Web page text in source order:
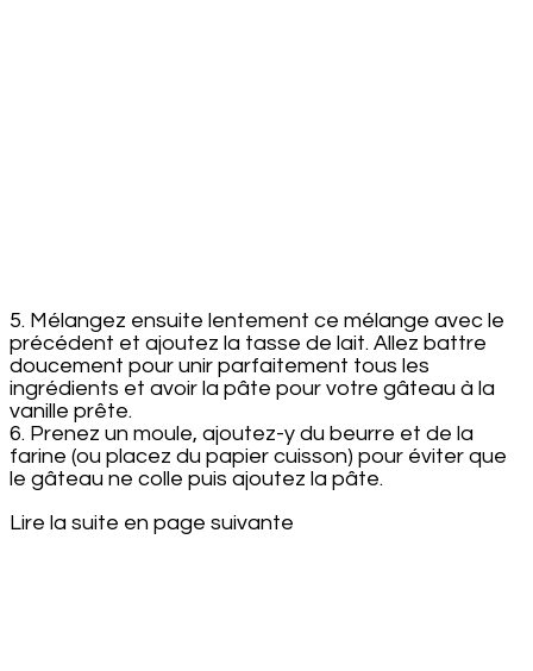
5. Mélangez ensuite lentement ce mélange avec le
précédent et ajoutez la tasse de lait. Allez battre
doucement pour unir parfaitement tous les
ingrédients et avoir la pâte pour votre gâteau à la
vanille prête.
6. Prenez un moule, ajoutez-y du beurre et de la
farine (ou placez du papier cuisson) pour éviter que
le gâteau ne colle puis ajoutez la pâte.
Lire la suite en page suivante